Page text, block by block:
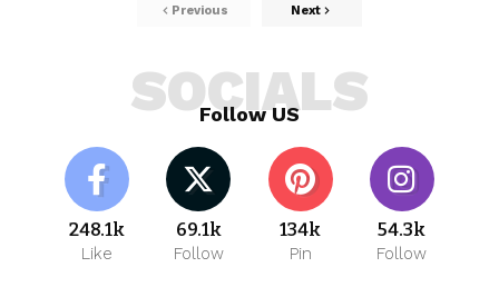
Previous Next
Follow US
SOCIALS
248.1k
Like
69.1k
Follow
134k
Pin
54.3k
Follow